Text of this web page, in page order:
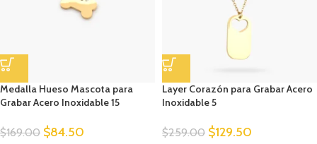
Medalla Hueso Mascota para
Grabar Acero Inoxidable 15
$169.00 $84.50
Layer Corazón para Grabar Acero
Inoxidable 5
$259.00 $129.50